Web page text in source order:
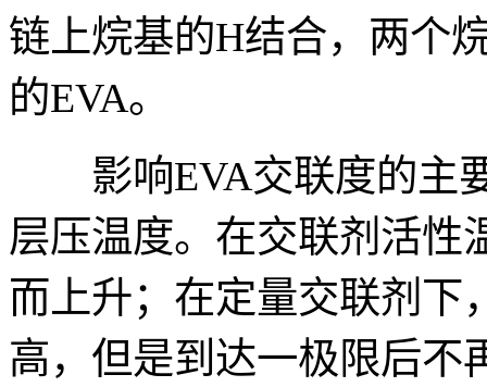
链上烷基的H结合，两个
的EVA。
影响EVA交联度的主
层压温度。在交联剂活性
而上升；在定量交联剂下
高，但是到达一极限后不